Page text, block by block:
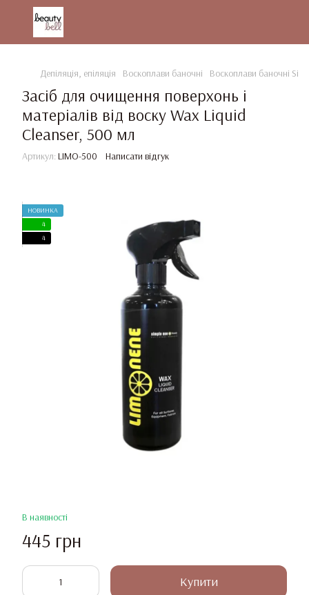
Депіляція, епіляція Воскоплави баночні Воскоплави баночні
Засіб для очищення поверхонь і
матеріалів від воску Wax Liquid
Cleanser, 500 мл
Артикул: LIMO-500 Написати відгук
НОВИНКА
4
4
В наявності
445 грн
Купити